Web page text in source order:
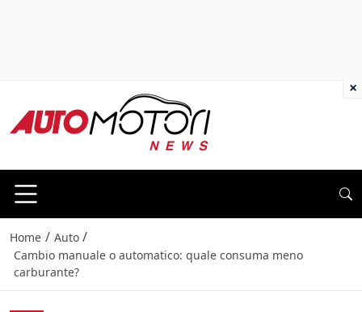
Home / Auto /
Cambio manuale o automatico: quale consuma meno
carburante?
×